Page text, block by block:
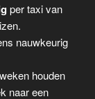
per taxi van
nauwkeurig
houden
naar een